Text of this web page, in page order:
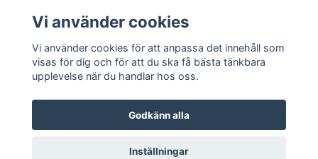
Vi använder cookies
Vi använder cookies för att anpassa det innehåll som
visas för dig och för att du ska få bästa tänkbara
upplevelse när du handlar hos oss.
Godkänn alla
Inställningar